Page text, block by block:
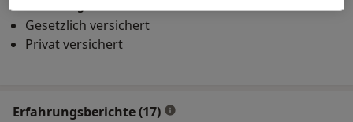
Gesetzlich versichert
Privat versichert
Erfahrungsberichte (17)